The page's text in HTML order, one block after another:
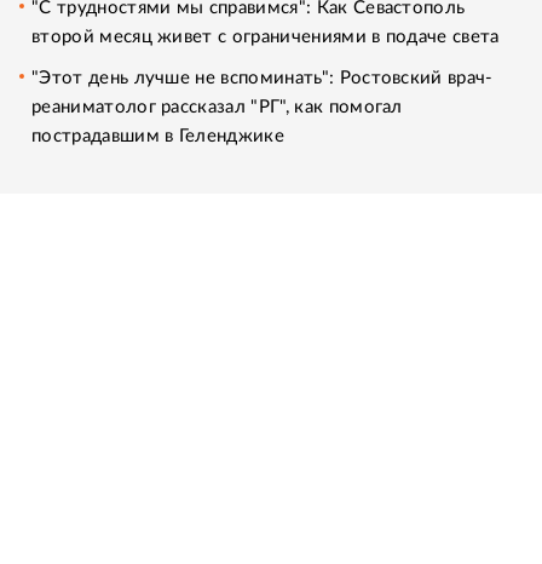
"С трудностями мы справимся": Как Севастополь
второй месяц живет с ограничениями в подаче света
"Этот день лучше не вспоминать": Ростовский врач-
реаниматолог рассказал "РГ", как помогал
пострадавшим в Геленджике